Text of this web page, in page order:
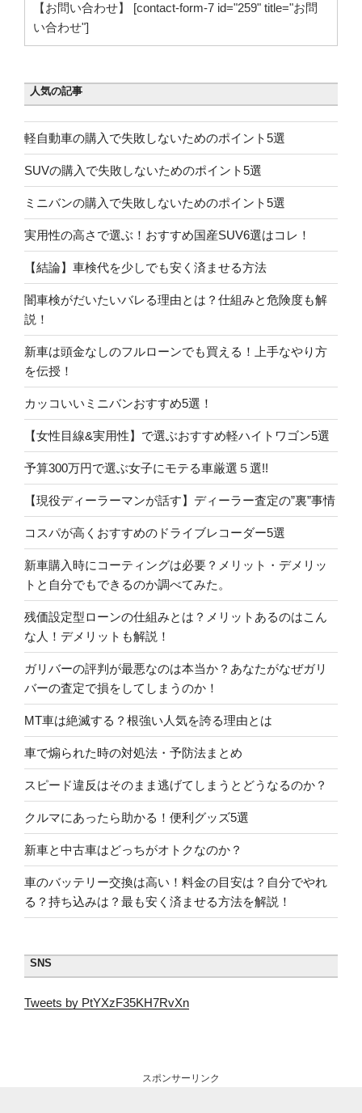
【お問い合わせ】 [contact-form-7 id="259" title="お問
い合わせ"]
人気の記事
軽自動車の購入で失敗しないためのポイント5選
SUVの購入で失敗しないためのポイント5選
ミニバンの購入で失敗しないためのポイント5選
実用性の高さで選ぶ！おすすめ国産SUV6選はコレ！
【結論】車検代を少しでも安く済ませる方法
闇車検がだいたいバレる理由とは？仕組みと危険度も解
説！
新車は頭金なしのフルローンでも買える！上手なやり方
を伝授！
カッコいいミニバンおすすめ5選！
【女性目線&実用性】で選ぶおすすめ軽ハイトワゴン5選
予算300万円で選ぶ女子にモテる車厳選５選!!
【現役ディーラーマンが話す】ディーラー査定の”裏”事情
コスパが高くおすすめのドライブレコーダー5選
新車購入時にコーティングは必要？メリット・デメリッ
トと自分でもできるのか調べてみた。
残価設定型ローンの仕組みとは？メリットあるのはこん
な人！デメリットも解説！
ガリバーの評判が最悪なのは本当か？あなたがなぜガリ
バーの査定で損をしてしまうのか！
MT車は絶滅する？根強い人気を誇る理由とは
車で煽られた時の対処法・予防法まとめ
スピード違反はそのまま逃げてしまうとどうなるのか？
クルマにあったら助かる！便利グッズ5選
新車と中古車はどっちがオトクなのか？
車のバッテリー交換は高い！料金の目安は？自分でやれ
る？持ち込みは？最も安く済ませる方法を解説！
SNS
Tweets by PtYXzF35KH7RvXn
スポンサーリンク